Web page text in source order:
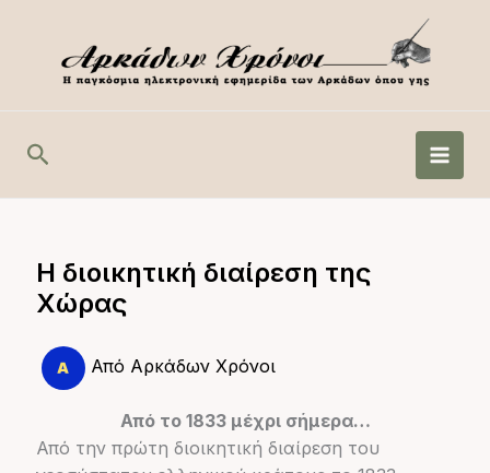
περιεχόμενο
Αναζήτηση
Η διοικητική διαίρεση της
Χώρας
Από Αρκάδων Χρόνοι
Από το 1833 μέχρι σήμερα…
Από την πρώτη διοικητική διαίρεση του